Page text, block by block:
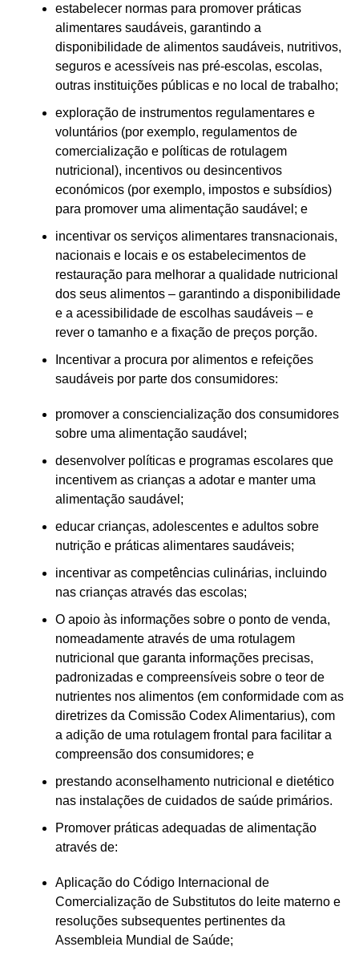
estabelecer normas para promover práticas
alimentares saudáveis, garantindo a
disponibilidade de alimentos saudáveis, nutritivos,
seguros e acessíveis nas pré-escolas, escolas,
outras instituições públicas e no local de trabalho;
exploração de instrumentos regulamentares e
voluntários (por exemplo, regulamentos de
comercialização e políticas de rotulagem
nutricional), incentivos ou desincentivos
económicos (por exemplo, impostos e subsídios)
para promover uma alimentação saudável; e
incentivar os serviços alimentares transnacionais,
nacionais e locais e os estabelecimentos de
restauração para melhorar a qualidade nutricional
dos seus alimentos – garantindo a disponibilidade
e a acessibilidade de escolhas saudáveis – e
rever o tamanho e a fixação de preços porção.
Incentivar a procura por alimentos e refeições
saudáveis por parte dos consumidores:
promover a consciencialização dos consumidores
sobre uma alimentação saudável;
desenvolver políticas e programas escolares que
incentivem as crianças a adotar e manter uma
alimentação saudável;
educar crianças, adolescentes e adultos sobre
nutrição e práticas alimentares saudáveis;
incentivar as competências culinárias, incluindo
nas crianças através das escolas;
O apoio às informações sobre o ponto de venda,
nomeadamente através de uma rotulagem
nutricional que garanta informações precisas,
padronizadas e compreensíveis sobre o teor de
nutrientes nos alimentos (em conformidade com as
diretrizes da Comissão Codex Alimentarius), com
a adição de uma rotulagem frontal para facilitar a
compreensão dos consumidores; e
prestando aconselhamento nutricional e dietético
nas instalações de cuidados de saúde primários.
Promover práticas adequadas de alimentação
através de:
Aplicação do Código Internacional de
Comercialização de Substitutos do leite materno e
resoluções subsequentes pertinentes da
Assembleia Mundial de Saúde;